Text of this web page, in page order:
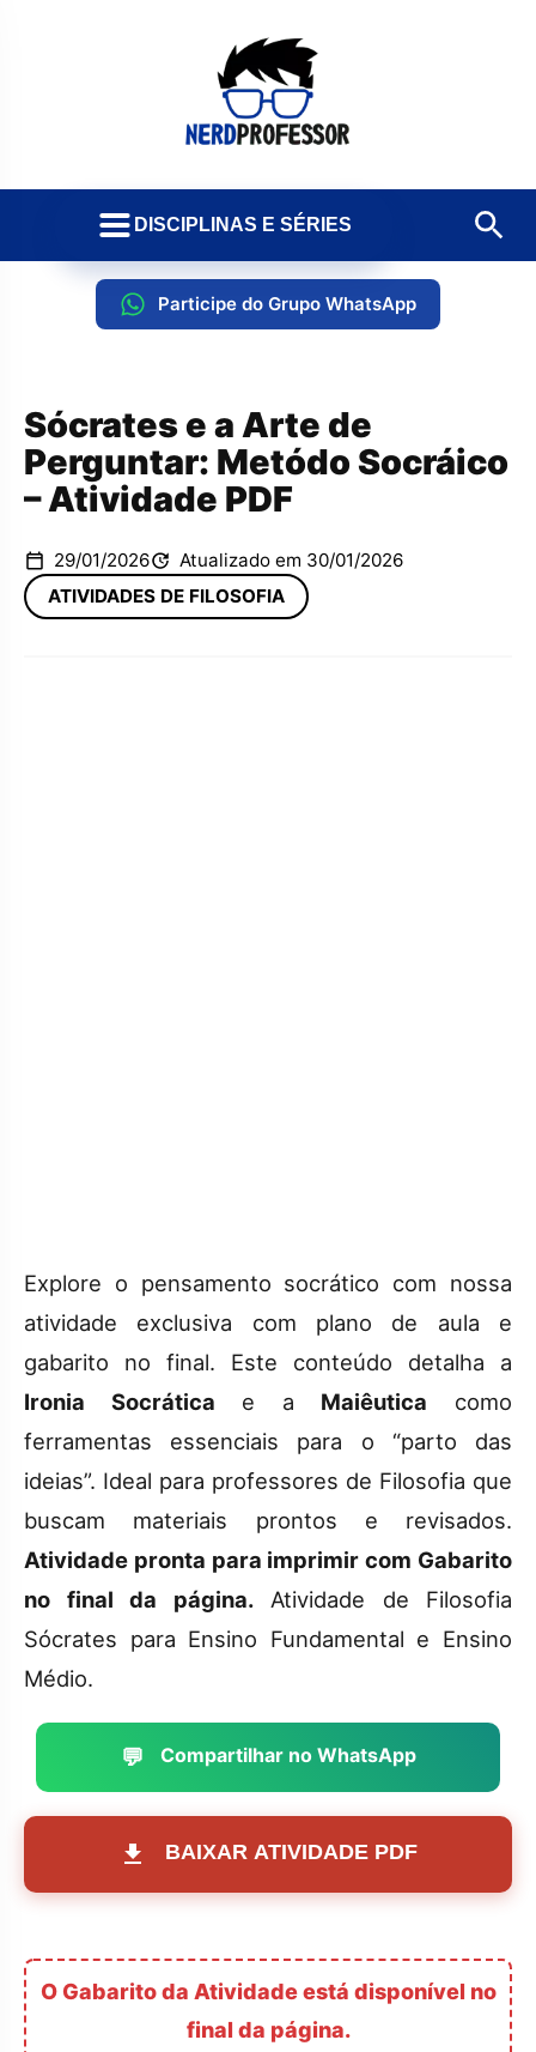
DISCIPLINAS E SÉRIES
Participe do Grupo WhatsApp
Sócrates e a Arte de
Perguntar: Metódo Socráico
– Atividade PDF
29/01/2026
Atualizado em 30/01/2026
ATIVIDADES DE FILOSOFIA
Explore o pensamento socrático com nossa
atividade exclusiva com plano de aula e
gabarito no final. Este conteúdo detalha a
Ironia Socrática e a Maiêutica como
ferramentas essenciais para o “parto das
ideias”. Ideal para professores de Filosofia que
buscam materiais prontos e revisados.
Atividade pronta para imprimir com Gabarito
no final da página.Atividade de Filosofia
Sócrates para Ensino Fundamental e Ensino
Médio.
💬 Compartilhar no WhatsApp
BAIXAR ATIVIDADE PDF
O Gabarito da Atividade está disponível no
final da página.